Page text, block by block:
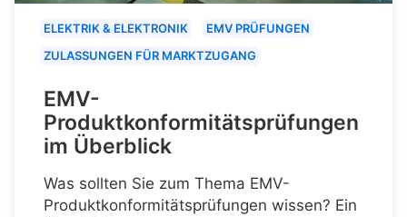
ELEKTRIK & ELEKTRONIK
EMV PRÜFUNGEN
ZULASSUNGEN FÜR MARKTZUGANG
EMV-
Produktkonformitätsprüfungen
im Überblick
Was sollten Sie zum Thema EMV-
Produktkonformitätsprüfungen wissen? Ein